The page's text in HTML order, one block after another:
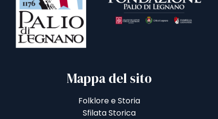
Mappa del sito
Folklore e Storia
Sfilata Storica